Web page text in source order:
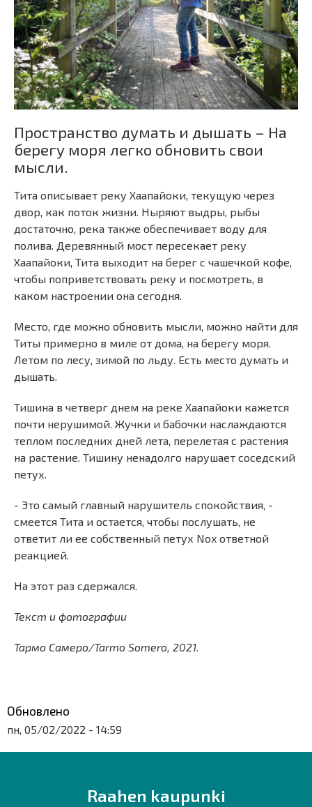
Пространство думать и дышать – На
берегу моря легко обновить свои
мысли.
Тита описывает реку Хаапайоки, текущую через
двор, как поток жизни. Ныряют выдры, рыбы
достаточно, река также обеспечивает воду для
полива. Деревянный мост пересекает реку
Хаапайоки, Тита выходит на берег с чашечкой кофе,
чтобы поприветствовать реку и посмотреть, в
каком настроении она сегодня.
Место, где можно обновить мысли, можно найти для
Титы примерно в миле от дома, на берегу моря.
Летом по лесу, зимой по льду. Есть место думать и
дышать.
Тишина в четверг днем на реке Хаапайоки кажется
почти нерушимой. Жучки и бабочки наслаждаются
теплом последних дней лета, перелетая с растения
на растение. Тишину ненадолго нарушает соседский
петух.
- Это самый главный нарушитель спокойствия, -
смеется Тита и остается, чтобы послушать, не
ответит ли ее собственный петух Nox ответной
реакцией.
На этот раз сдержался.
Текст и фотографии
Тармо Самеро/Tarmo Somero, 2021.
Обновлено
пн, 05/02/2022 - 14:59
Raahen kaupunki